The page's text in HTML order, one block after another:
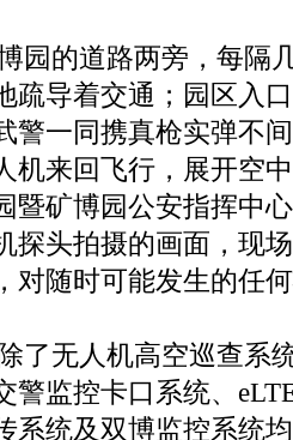
园的道路两旁，每隔
疏导着交通；园区入
警一同携真枪实弹不
机来回飞行，展开空
暨矿博园公安指挥中
探头拍摄的画面，现
对随时可能发生的任
了无人机高空巡查系
警监控卡口系统、
系统及双博监控系统